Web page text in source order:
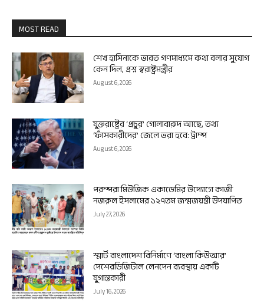
MOST READ
শেখ হাসিনাকে ভারত গণমাধ্যমে কথা বলার সুযোগ
কেন দিল, প্রশ্ন স্বরাষ্ট্রমন্ত্রীর
August 6, 2026
যুক্তরাষ্ট্রের ‘প্রচুর’ গোলাবারুদ আছে, তথ্য
‘ফাঁসকারীদের’ জেলে ভরা হবে: ট্রাম্প
August 6, 2026
পরম্পরা মিউজিক একাডেমির উদ্যোগে কাজী
নজরুল ইসলামের ১২৭তম জন্মজয়ন্তী উদযাপিত
July 27, 2026
স্মার্ট বাংলাদেশ বিনির্মাণে ‘বাংলা কিউআর’
দেশেরডিজিটাল লেনদেন ব্যবস্থায় একটি
যুগান্তকারী
July 16, 2026